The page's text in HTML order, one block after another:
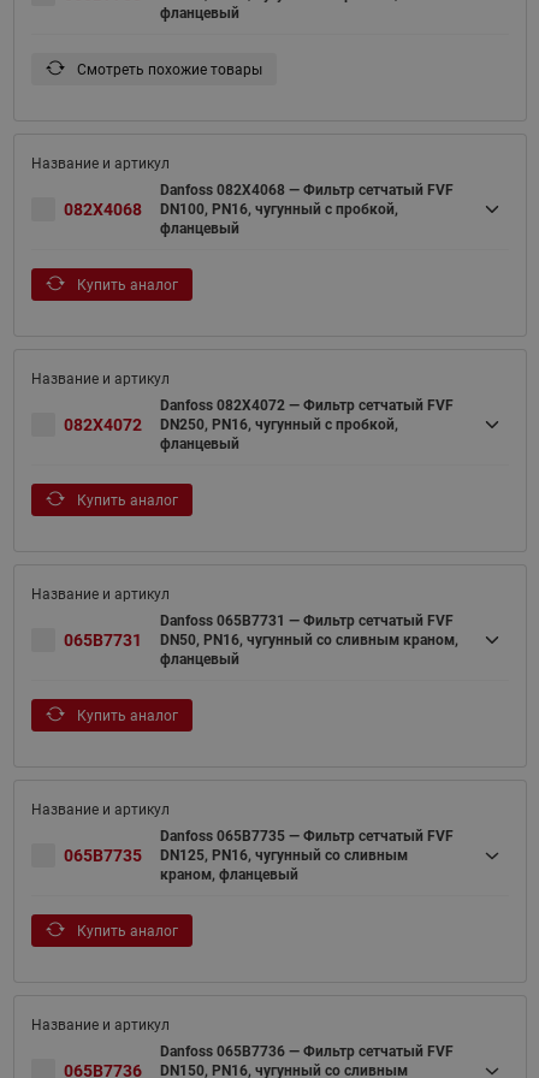
фланцевый
Смотреть похожие товары
082X4068
Danfoss 082X4068 — Фильтр сетчатый FVF
DN100, PN16, чугунный с пробкой,
фланцевый
Купить аналог
082X4072
Danfoss 082X4072 — Фильтр сетчатый FVF
DN250, PN16, чугунный с пробкой,
фланцевый
Купить аналог
065B7731
Danfoss 065B7731 — Фильтр сетчатый FVF
DN50, PN16, чугунный со сливным краном,
фланцевый
Купить аналог
065B7735
Danfoss 065B7735 — Фильтр сетчатый FVF
DN125, PN16, чугунный со сливным
краном, фланцевый
Купить аналог
065B7736
Danfoss 065B7736 — Фильтр сетчатый FVF
DN150, PN16, чугунный со сливным